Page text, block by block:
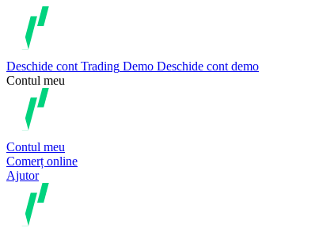
Deschide cont Trading Demo Deschide cont demo
Contul meu
Contul meu
Comerț online
Ajutor